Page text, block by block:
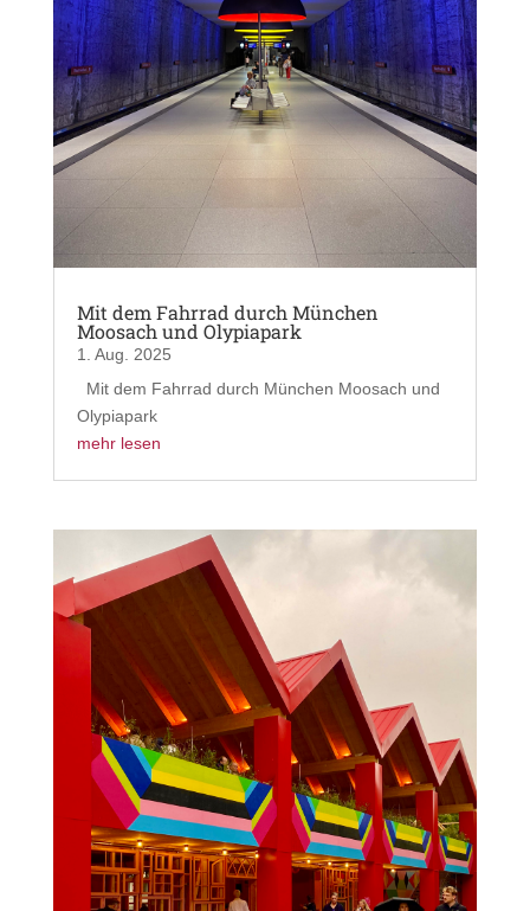
Mit dem Fahrrad durch München
Moosach und Olypiapark
1. Aug. 2025
Mit dem Fahrrad durch München Moosach und
Olypiapark
mehr lesen